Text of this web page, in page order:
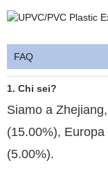
FAQ
1. Chi sei?
Siamo a
(15.00%),
(5.00%).